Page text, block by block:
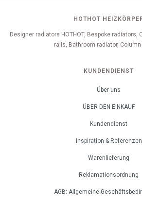
HOTHOT
Designer radiators HOTHOT, Bespoke radiators,
rails, Bathroom radiator,
KUNDENDIENST
Über uns
ÜBER DEN EINKAUF
Kundendienst
Inspiration & Referenzen
Warenlieferung
Reklamationsordnung
AGB: Allgemeine